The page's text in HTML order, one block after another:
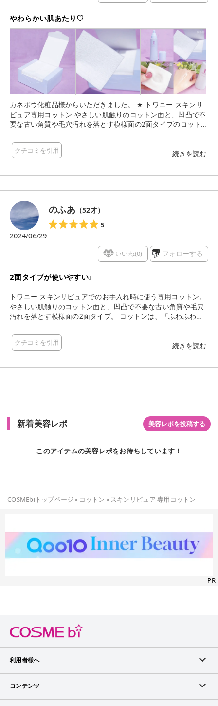
やわらかい肌あたり♡
カネボウ化粧品様からいただきました。 ★ トワニー スキンリ
ピュア専用コットン やさしい肌触りのコットン面と、凹凸で不
要な古い角質や毛穴汚れを落とす模様面の2面タイプのコットン
リピュアを専用コットンのコットン面に2プッシュとり顔全体に
なじませた後、裏側の模様面に1プッシュ足して顔の中心から外
らかい肌あたりなので使いやすいです コットンに残ったスキン
がかたくなりがちな部位（ひじ、ひざ、くるぶし、かかと）の
お手入れにも使えるそうなので、化粧水もコットンも無駄なく
使えて◎ #PR #トワニー #スキンリピュア #スキンリピュアチ
ャレンジ
クチコミを引用 続きを読む
のふあ（52才）
5
2024/06/29
いいね(0) フォローする
2面タイプが使いやすい♪
トワニー スキンリピュアでのお手入れ時に使う専用コットン。
やさしい肌触りのコットン面と、凹凸で不要な古い角質や毛穴
汚れを落とす模様面の2面タイプ。 コットンは、「ふわふわの
なっていて可愛いです。 肌当たりがやさしいから、気持ちよく
使うことができます。 特に凹凸のある裏面がお気に入り。 洗顔
も気になるし、肌のざらざらも悩み。 肌の変化を楽しみに、拭
クチコミを引用 続きを読む
新着美容レポ 美容レポを投稿する
このアイテムの美容レポをお待ちしています！
COSMEbiトップページ» コットン » スキンリピュア 専用コットン
PR
利用者様へ
メンバーログイン
コンテンツ